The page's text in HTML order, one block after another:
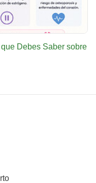
Debes Saber sobre